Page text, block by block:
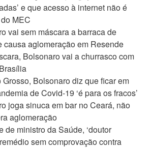
e que acesso à internet não é
MEC
vai sem máscara a barraca de
causa aglomeração em Resende
Bolsonaro vai a churrasco com
Grosso, Bolsonaro diz que ficar em
de Covid-19 ‘é para os fracos’
joga sinuca em bar no Ceará, não
aglomeração
de ministro da Saúde, ‘doutor
sem comprovação contra